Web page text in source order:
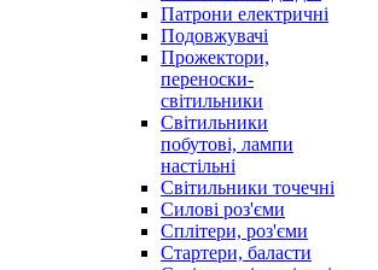
Патрони електричні
Подовжувачі
Прожектори,
переноски-
світильники
Світильники
побутові, лампи
настільні
Світильники точечні
Силові роз'єми
Сплітери, роз'єми
Стартери, баласти